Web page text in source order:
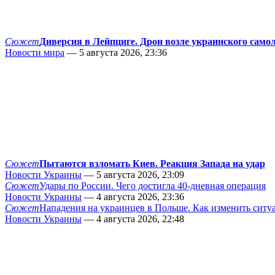
СюжетДиверсия в Лейпциге. Дрон возле украинского
Новости мира — 5 августа 2026, 23:36
СюжетПытаются взломать Киев. Реакция Запада на удар
Новости Украины — 5 августа 2026, 23:09
СюжетУдары по России. Чего достигла 40-дневная операция
Новости Украины — 4 августа 2026, 23:36
СюжетНападения на украинцев в Польше. Как изменить
Новости Украины — 4 августа 2026, 22:48